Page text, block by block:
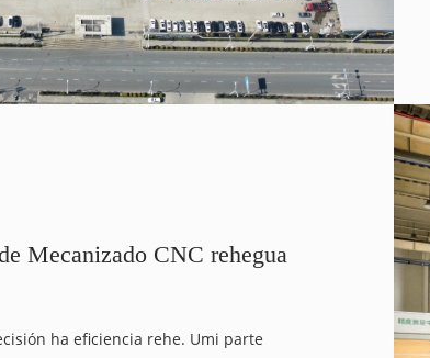
Mecanizado CNC rehegua
ha eficiencia rehe. Umi parte